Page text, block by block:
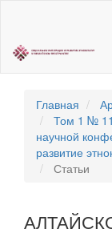
содержанию
страницы
навигация
Основное
содержание
Боковая
панель
Главная
Том 1 №
научной
развитие
Статьи